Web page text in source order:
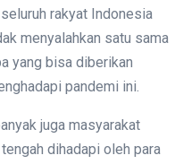
rakyat Indonesia
menyalahkan satu sama
yang bisa diberikan
pandemi ini.
juga masyarakat
dihadapi oleh para